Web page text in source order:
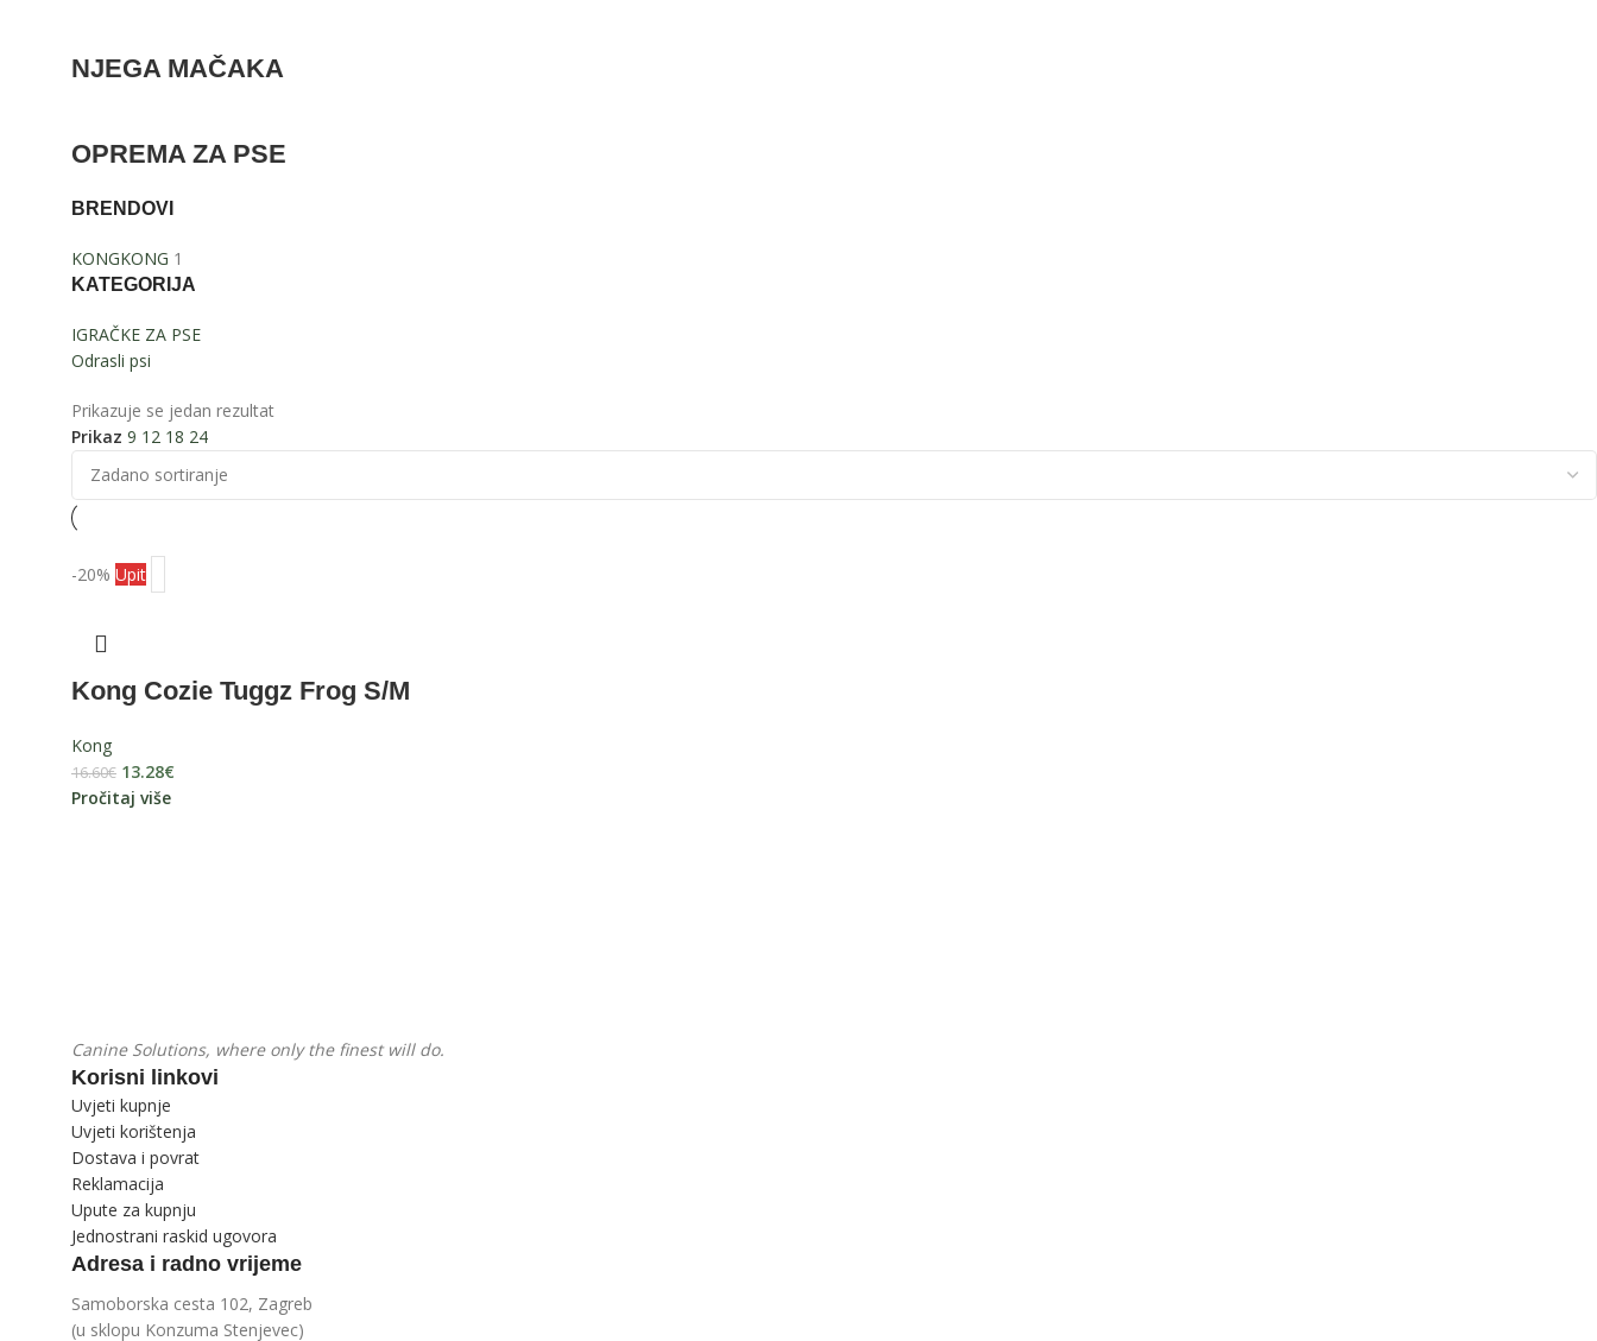
NJEGA MAČAKA
OPREMA ZA PSE
BRENDOVI
KONGKONG 1
KATEGORIJA
IGRAČKE ZA PSE
Odrasli psi
Prikazuje se jedan rezultat
Prikaz 9 12 18 24
-20% Upit
Kong Cozie Tuggz Frog S/M
Kong
16.60€ 13.28€
Pročitaj više
Canine Solutions, where only the finest will do.
Korisni linkovi
Uvjeti kupnje
Uvjeti korištenja
Dostava i povrat
Reklamacija
Upute za kupnju
Jednostrani raskid ugovora
Adresa i radno vrijeme
Samoborska cesta 102, Zagreb
(u sklopu Konzuma Stenjevec)